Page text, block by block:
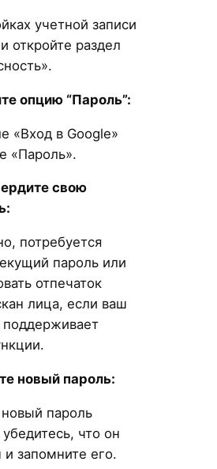
учетной записи
откройте раздел
опцию “Пароль”:
«Вход в Google»
«Пароль».
свою
потребуется
пароль или
отпечаток
лица, если ваш
новый пароль:
пароль
что он
запомните его.